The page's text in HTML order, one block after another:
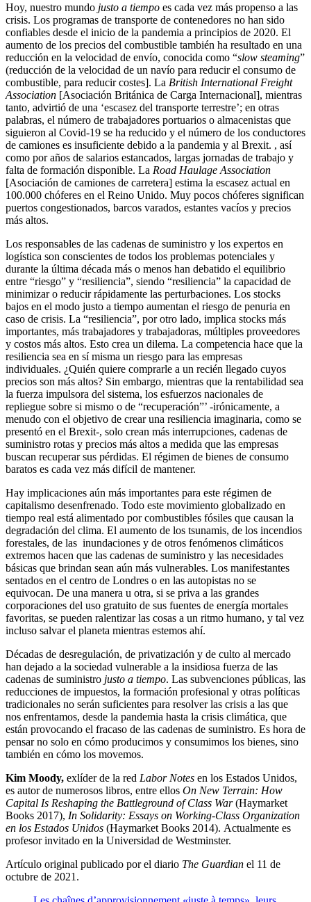
Hoy, nuestro mundo justo a tiempo es cada vez más propenso a las
crisis. Los programas de transporte de contenedores no han sido
confiables desde el inicio de la pandemia a principios de 2020. El
aumento de los precios del combustible también ha resultado en una
reducción en la velocidad de envío, conocida como “slow steaming”
(reducción de la velocidad de un navío para reducir el consumo de
combustible, para reducir costes]. La British International Freight
Association [Asociación Británica de Carga Internacional], mientras
tanto, advirtió de una ‘escasez del transporte terrestre’; en otras
palabras, el número de trabajadores portuarios o almacenistas que
siguieron al Covid-19 se ha reducido y el número de los conductores
de camiones es insuficiente debido a la pandemia y al Brexit. , así
como por años de salarios estancados, largas jornadas de trabajo y
falta de formación disponible. La Road Haulage Association
[Asociación de camiones de carretera] estima la escasez actual en
100.000 chóferes en el Reino Unido. Muy pocos chóferes significan
puertos congestionados, barcos varados, estantes vacíos y precios
más altos.
Los responsables de las cadenas de suministro y los expertos en
logística son conscientes de todos los problemas potenciales y
durante la última década más o menos han debatido el equilibrio
entre “riesgo” y “resiliencia”, siendo “resiliencia” la capacidad de
minimizar o reducir rápidamente las perturbaciones. Los stocks
bajos en el modo justo a tiempo aumentan el riesgo de penuria en
caso de crisis. La “resiliencia”, por otro lado, implica stocks más
importantes, más trabajadores y trabajadoras, múltiples proveedores
y costos más altos. Esto crea un dilema. La competencia hace que la
resiliencia sea en sí misma un riesgo para las empresas
individuales. ¿Quién quiere comprarle a un recién llegado cuyos
precios son más altos? Sin embargo, mientras que la rentabilidad sea
la fuerza impulsora del sistema, los esfuerzos nacionales de
repliegue sobre si mismo o de “recuperación”’ -irónicamente, a
menudo con el objetivo de crear una resiliencia imaginaria, como se
presentó en el Brexit-, solo crean más interrupciones, cadenas de
suministro rotas y precios más altos a medida que las empresas
buscan recuperar sus pérdidas. El régimen de bienes de consumo
baratos es cada vez más difícil de mantener.
Hay implicaciones aún más importantes para este régimen de
capitalismo desenfrenado. Todo este movimiento globalizado en
tiempo real está alimentado por combustibles fósiles que causan la
degradación del clima. El aumento de los tsunamis, de los incendios
forestales, de las inundaciones y de otros fenómenos climáticos
extremos hacen que las cadenas de suministro y las necesidades
básicas que brindan sean aún más vulnerables. Los manifestantes
sentados en el centro de Londres o en las autopistas no se
equivocan. De una manera u otra, si se priva a las grandes
corporaciones del uso gratuito de sus fuentes de energía mortales
favoritas, se pueden ralentizar las cosas a un ritmo humano, y tal vez
incluso salvar el planeta mientras estemos ahí.
Décadas de desregulación, de privatización y de culto al mercado
han dejado a la sociedad vulnerable a la insidiosa fuerza de las
cadenas de suministro justo a tiempo. Las subvenciones públicas, las
reducciones de impuestos, la formación profesional y otras políticas
tradicionales no serán suficientes para resolver las crisis a las que
nos enfrentamos, desde la pandemia hasta la crisis climática, que
están provocando el fracaso de las cadenas de suministro. Es hora de
pensar no solo en cómo producimos y consumimos los bienes, sino
también en cómo los movemos.
Kim Moody, exlíder de la red Labor Notes en los Estados Unidos,
es autor de numerosos libros, entre ellos On New Terrain: How
Capital Is Reshaping the Battleground of Class War(Haymarket
Books 2017), In Solidarity: Essays on Working-Class Organization
en los Estados Unidos (Haymarket Books 2014). Actualmente es
profesor invitado en la Universidad de Westminster.
Artículo original publicado por el diario The Guardian el 11 de
octubre de 2021.